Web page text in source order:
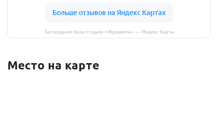
Загородная база отдыха «Журавель» — Яндекс Карты
Место на карте